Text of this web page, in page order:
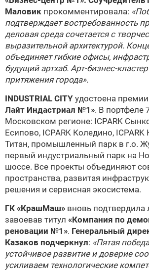
Маловик прокомментировала:
подтверждает востребованность
деловая среда сочетается с
выразительной архитектурой.
объединяет гибкие офисы,
будущий артхаб. Арт-бизнес-
притяжения города».
INDUSTRIAL CITY удостоена премии
Лайт Индастриал №1». В портфеле
Московском регионе: ICPARK
Есипово, ICPARK Коледино, ICPARK
Титан, промышленный парк в г.о.
первый индустриальный парк на
шоссе. Все проекты объединяют
пространства, развитая
решения и сервисная экосистема.
ГК «КрашМаш» вновь подтвердила
завоевав титул «Компания по
реновации №1». Генеральный
Казаков подчеркнул: «Пятая
устойчивое развитие и доверие
усиливаем технологические